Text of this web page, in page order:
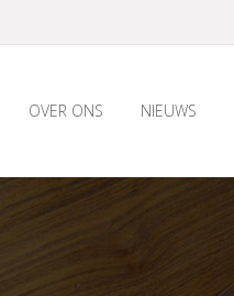
OVER ONS NIEUWS